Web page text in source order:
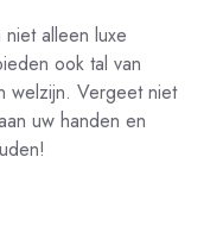
alleen luxe
ook tal van
welzijn. Vergeet niet
uw handen en